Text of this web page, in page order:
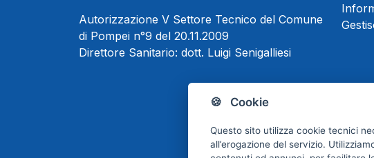
🍪 Cookie
Questo sito utilizza cookie tecnici
all’erogazione del servizio.
Autorizzazione V Settore Tecnico del Comune
di Pompei n°9 del 20.11.2009
Direttore Sanitario: dott. Luigi Senigalliesi